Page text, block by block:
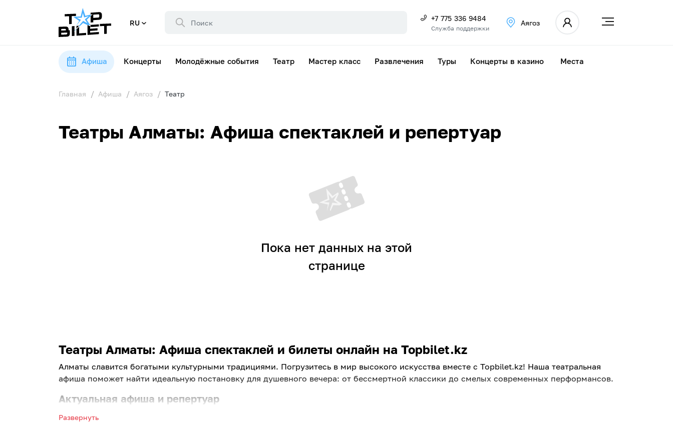
RU +7 775 336 9484
Служба поддержки
Аягоз
Афиша Концерты Молодёжные события Театр Мастер класс Развлечения Туры Концерты в казино Места
Главная Афиша Аягоз Театр
Театры Алматы: Афиша спектаклей и репертуар
Пока нет данных на этой
странице
Театры Алматы: Афиша спектаклей и билеты онлайн на Topbilet.kz
Алматы славится богатыми культурными традициями. Погрузитесь в мир высокого искусства вместе с Topbilet.kz! Наша театральная
афиша поможет найти идеальную постановку для душевного вечера: от бессмертной классики до смелых современных перформансов.
Актуальная афиша и репертуар
Выбирайте лучшие постановки ведущих площадок города. Ищете, куда пойти в ближайшие дни? Вас легко выручит афиша театров в
Развернуть